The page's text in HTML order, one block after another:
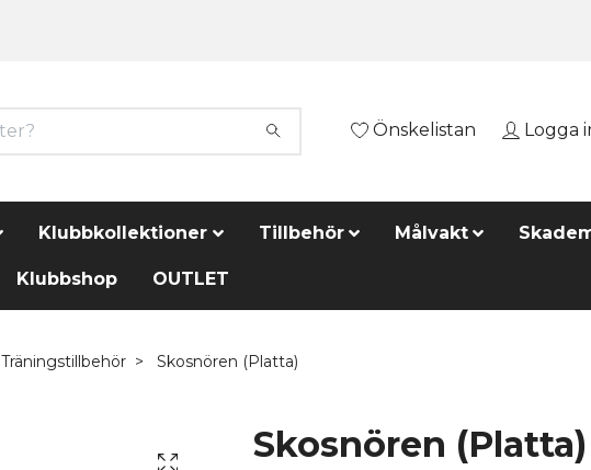
Önskelistan Logga
Klubbkollektioner Tillbehör Målvakt
Klubbshop OUTLET
Träningstillbehör Skosnören (Platta)
Skosnören (Platta)